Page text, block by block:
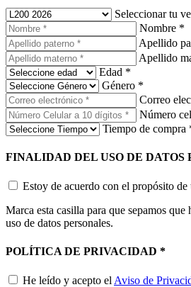
Seleccionar tu
Nombre *
Apellido
Apellido
Edad *
Género *
Correo
Número
Tiempo de compra
FINALIDAD DEL USO DE DATOS
Estoy de acuerdo con el propósito de
Marca esta casilla para que sepamos
uso de datos personales.
POLÍTICA DE PRIVACIDAD *
He leído y acepto el Aviso de